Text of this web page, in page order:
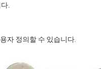
.
자 정의할 수 있습니다.